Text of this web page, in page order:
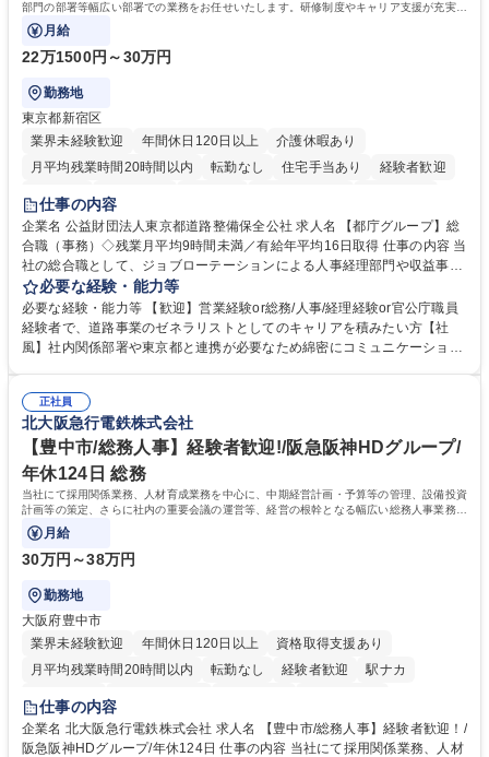
部門の部署等幅広い部署での業務をお任せいたします。研修制度やキャリア支援が充実し
ております！ ※下記業務詳細
月給
22万1500円～30万円
勤務地
東京都新宿区
業界未経験歓迎
年間休日120日以上
介護休暇あり
月平均残業時間20時間以内
転勤なし 住宅手当あり
経験者歓迎
研修あり
退職金あり
駅近5分以内
資格取得手当あり 食事補助あり
仕事の内容
企業名 公益財団法人東京都道路整備保全公社 求人名 【都庁グループ】総
合職（事務）◇残業月平均9時間未満／有給年平均16日取得 仕事の内容 当
社の総合職として、ジョブローテーションによる人事経理部門や収益事業
等のフロント部門の部署等幅広い部署での業務をお任せいたします。研修
制度やキャリア支援が充実しております！ ※下記業務詳細 【業務詳細】■
管理部門：広報、人事、経理など当公社の運営に係る管理業務 ■収益部
門：駐車場の新規開拓、管理運営、新宿駅西口広場の「イベントコーナ
道路施設や道路工事現場の見学ツアー事業 ※入社後は上記いずれかの部門
へ配属。※業務内容変更の範囲：会社の定める業務 募集職種 【都庁グル
ープ】総合職（事務）◇残業月平均9時間未満／有給年平均16日取得
必要な経験・能力等
必要な経験・能力等 【歓迎】営業経験or総務/人事/経理経験or官公庁職員
経験者で、道路事業のゼネラリストとしてのキャリアを積みたい方【社
風】社内関係部署や東京都と連携が必要なため綿密にコミュニケーション
部門など多岐に渡る業務を経験できます。 ■様々なプロジェクト：駐車場
事業の他、新宿駅西口広場内に設置された照明を兼ねた広告「ブライトサ
イン」の管理運営を行うなど、事業収益を生み出す活動を積極的に行って
います。 学歴・資格 学歴：大学院 大学 高専 短大 専修学校 高校 語学力：
資格：
正社員
北大阪急行電鉄株式会社
【豊中市/総務人事】経験者歓迎!/阪急阪神HDグループ/
年休124日 総務
当社にて採用関係業務、人材育成業務を中心に、中期経営計画・予算等の管理、設備投資
計画等の策定、さらに社内の重要会議の運営等、経営の根幹となる幅広い総務人事業務全
般を担当していただきます。
月給
30万円～38万円
勤務地
大阪府豊中市
業界未経験歓迎
年間休日120日以上
資格取得支援あり
月平均残業時間20時間以内
転勤なし 経験者歓迎
駅ナカ
退職金あり
土日祝休み
服装自由 昼食補助あり 食事補助あり
仕事の内容
企業名 北大阪急行電鉄株式会社 求人名 【豊中市/総務人事】経験者歓迎！/
阪急阪神HDグループ/年休124日 仕事の内容 当社にて採用関係業務、人材